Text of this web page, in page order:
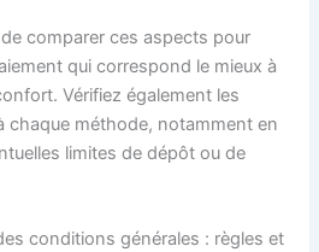
comparer ces aspects pour
qui correspond le mieux à
Vérifiez également les
chaque méthode, notamment en
limites de dépôt ou de
conditions générales : règles et